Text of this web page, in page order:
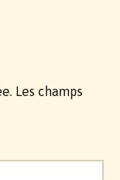
Les champs